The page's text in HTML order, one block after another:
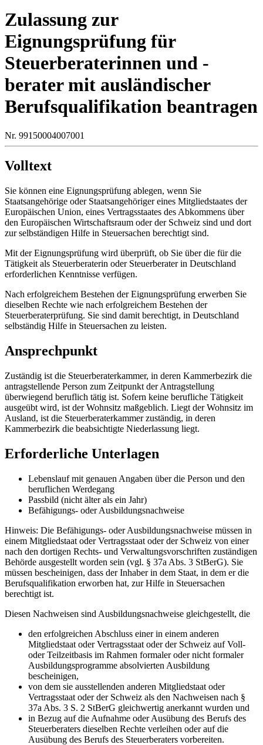
Zulassung zur
Eignungsprüfung für
Steuerberaterinnen und -
berater mit ausländischer
Berufsqualifikation beantragen
Nr. 99150004007001
Volltext
Sie können eine Eignungsprüfung ablegen, wenn Sie
Staatsangehörige oder Staatsangehöriger eines Mitgliedstaates der
Europäischen Union, eines Vertragsstaates des Abkommens über
den Europäischen Wirtschaftsraum oder der Schweiz sind und dort
zur selbständigen Hilfe in Steuersachen berechtigt sind.
Mit der Eignungsprüfung wird überprüft, ob Sie über die für die
Tätigkeit als Steuerberaterin oder Steuerberater in Deutschland
erforderlichen Kenntnisse verfügen.
Nach erfolgreichem Bestehen der Eignungsprüfung erwerben Sie
dieselben Rechte wie nach erfolgreichem Bestehen der
Steuerberaterprüfung. Sie sind damit berechtigt, in Deutschland
selbständig Hilfe in Steuersachen zu leisten.
Ansprechpunkt
Zuständig ist die Steuerberaterkammer, in deren Kammerbezirk die
antragstellende Person zum Zeitpunkt der Antragstellung
überwiegend beruflich tätig ist. Sofern keine berufliche Tätigkeit
ausgeübt wird, ist der Wohnsitz maßgeblich. Liegt der Wohnsitz im
Ausland, ist die Steuerberaterkammer zuständig, in deren
Kammerbezirk die beabsichtigte Niederlassung liegt.
Erforderliche Unterlagen
Lebenslauf mit genauen Angaben über die Person und den
beruflichen Werdegang
Passbild (nicht älter als ein Jahr)
Befähigungs- oder Ausbildungsnachweise
Hinweis: Die Befähigungs- oder Ausbildungsnachweise müssen in
einem Mitgliedstaat oder Vertragsstaat oder der Schweiz von einer
nach den dortigen Rechts- und Verwaltungsvorschriften zuständigen
Behörde ausgestellt worden sein (vgl. § 37a Abs. 3 StBerG). Sie
müssen bescheinigen, dass der Inhaber in dem Staat, in dem er die
Berufsqualifikation erworben hat, zur Hilfe in Steuersachen
berechtigt ist.
Diesen Nachweisen sind Ausbildungsnachweise gleichgestellt, die
den erfolgreichen Abschluss einer in einem anderen
Mitgliedstaat oder Vertragsstaat oder der Schweiz auf Voll-
oder Teilzeitbasis im Rahmen formaler oder nicht formaler
Ausbildungsprogramme absolvierten Ausbildung
bescheinigen,
von dem sie ausstellenden anderen Mitgliedstaat oder
Vertragsstaat oder der Schweiz als den Nachweisen nach §
37a Abs. 3 S. 2 StBerG gleichwertig anerkannt wurden und
in Bezug auf die Aufnahme oder Ausübung des Berufs des
Steuerberaters dieselben Rechte verleihen oder auf die
Ausübung des Berufs des Steuerberaters vorbereiten.